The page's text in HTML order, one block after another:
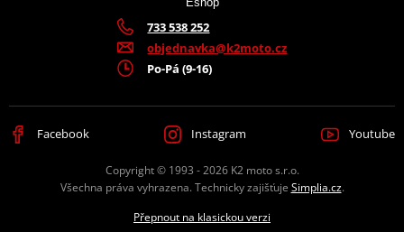
733 538 252
objednavka@k2moto.cz
Po-Pá (9-16)
Facebook Instagram Youtube
Copyright © 1993 - 2026 K2 moto s.r.o.
Všechna práva vyhrazena. Technicky zajišťuje Simplia.cz.
Přepnout na klasickou verzi